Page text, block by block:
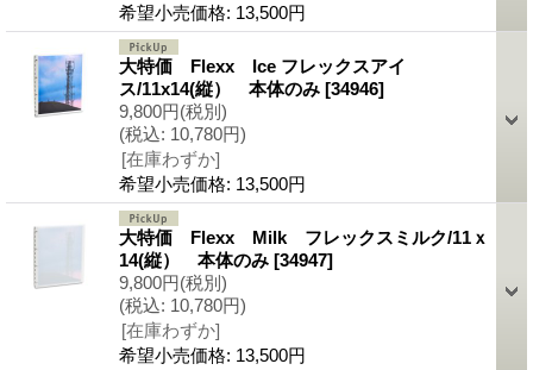
希望小売価格: 13,500円
大特価 Flexx Ice フレックスアイ
ス/11x14(縦） 本体のみ [34946]
9,800円(税別)
(税込: 10,780円)
[在庫わずか]
希望小売価格: 13,500円
大特価 Flexx Milk フレックスミルク/11ｘ
14(縦） 本体のみ [34947]
9,800円(税別)
(税込: 10,780円)
[在庫わずか]
希望小売価格: 13,500円